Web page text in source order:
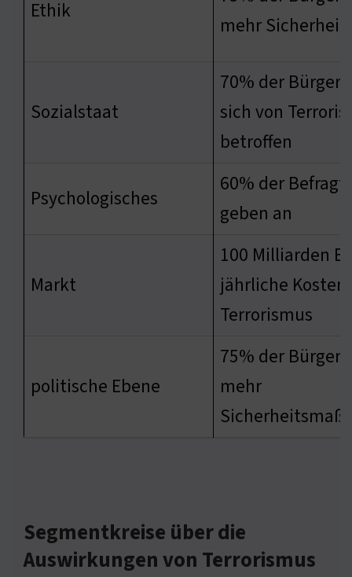
Ethik
mehr Sicherheit
Sozialstaat
70% der Bürger
sich von
betroffen
Psychologisches
60% der
geben an
Markt
100 Milliarden
jährliche
Terrorismus
politische Ebene
75% der Bürger
mehr
Segmentkreise über die
Auswirkungen von Terrorismus